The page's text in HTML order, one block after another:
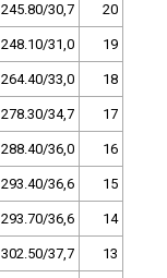
245.80/30,7 20
248.10/31,0 19
264.40/33,0 18
278.30/34,7 17
288.40/36,0 16
293.40/36,6 15
293.70/36,6 14
302.50/37,7 13